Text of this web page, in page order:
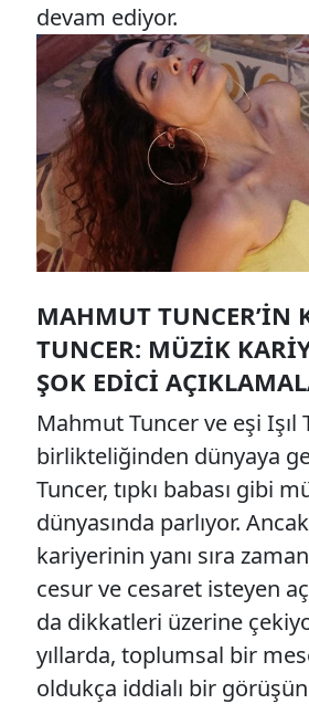
devam ediyor.
MAHMUT TUNCER’IN
TUNCER: MÜZIK
ŞOK EDICI
Mahmut Tuncer ve eşi Işıl
birlikteliğinden dünyaya
Tuncer, tıpkı babası gibi
dünyasında parlıyor.
kariyerinin yanı sıra
cesur ve cesaret isteyen
da dikkatleri üzerine
yıllarda, toplumsal bir
oldukça iddialı bir